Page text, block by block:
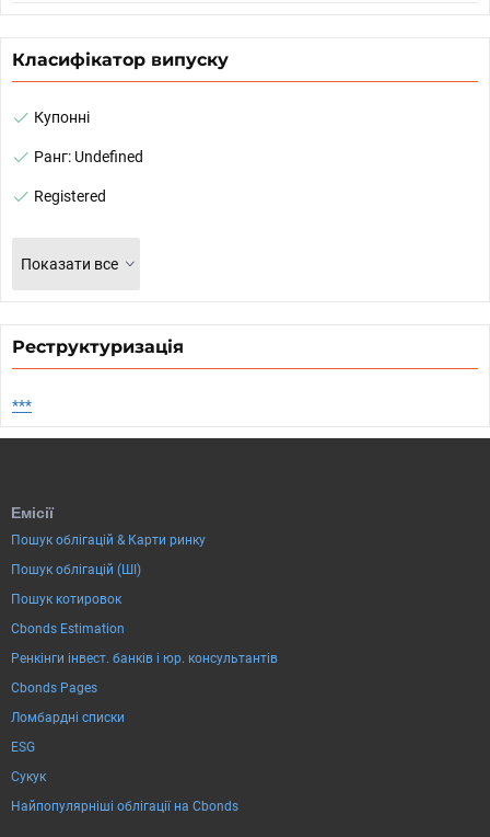
Класифікатор випуску
Купонні
Ранг: Undefined
Registered
Показати все
Реструктуризація
***
Емісії
Пошук облігацій & Карти ринку
Пошук облігацій (ШІ)
Пошук котировок
Cbonds Estimation
Ренкінги інвест. банків і юр. консультантів
Cbonds Pages
Ломбардні списки
ESG
Сукук
Найпопулярніші облігації на Cbonds